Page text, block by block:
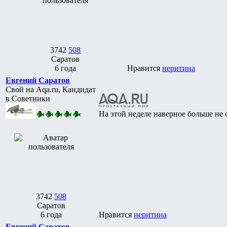
3742 508
Саратов
6 года
Нравится неритина
Евгений Саратов
Свой на Aqa.ru, Кандидат
в Советники
3742 508
Саратов
6 года
На этой неделе наверное больше не
Нравится неритина